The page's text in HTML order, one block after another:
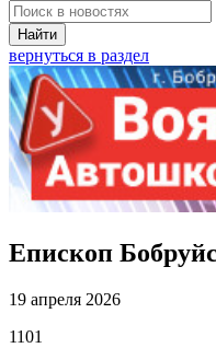
Найти
вернуться в раздел
Епископ
19 апреля 2026
1101